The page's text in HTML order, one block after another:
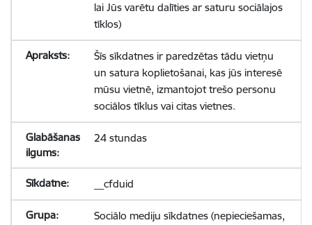
lai Jūs varētu dalīties ar saturu sociālajos
tīklos)
Šīs sīkdatnes ir paredzētas tādu vietņu
un satura koplietošanai, kas jūs interesē
mūsu vietnē, izmantojot trešo personu
sociālos tīklus vai citas vietnes.
24 stundas
__cfduid
Sociālo mediju sīkdatnes (nepieciešamas,